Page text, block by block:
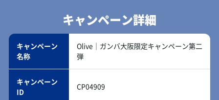
キャンペーン詳細
キャンペーン
名称
Olive｜ガンバ大阪限定キャンペーン第二
弾
キャンペーン
ID
CP04909